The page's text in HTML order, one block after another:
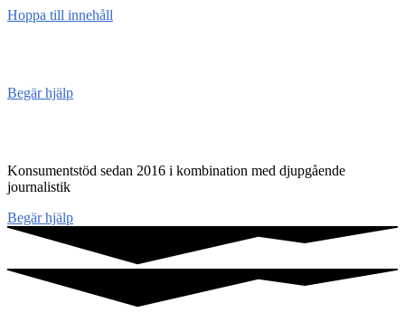
Hoppa till innehåll
Begär hjälp
Konsumentstöd sedan 2016 i kombination med djupgående
journalistik
Begär hjälp